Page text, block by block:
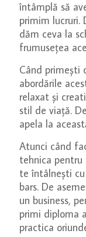
întâmplă să
primim lucruri.
dăm ceva la
frumusețea
Când primești
abordările
relaxat și
stil de viață.
apela la
Atunci când
tehnica pentru
te întâlnești
bars. De
un business,
primi diploma
practica